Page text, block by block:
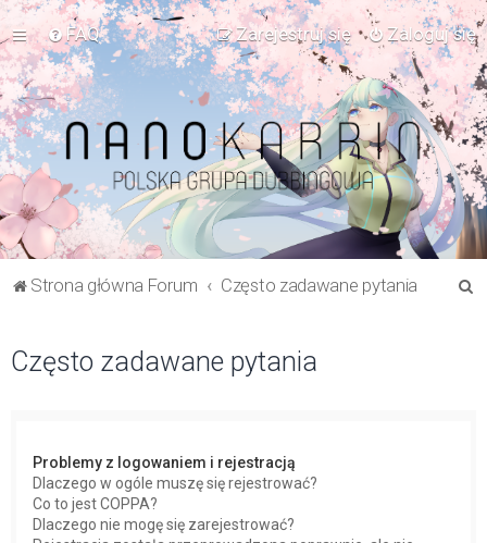
FAQ Zaloguj się
Zarejestruj się
Strona główna Forum Często zadawane pytania
Często zadawane pytania
Problemy z logowaniem i rejestracją
Dlaczego w ogóle muszę się rejestrować?
Co to jest COPPA?
Dlaczego nie mogę się zarejestrować?